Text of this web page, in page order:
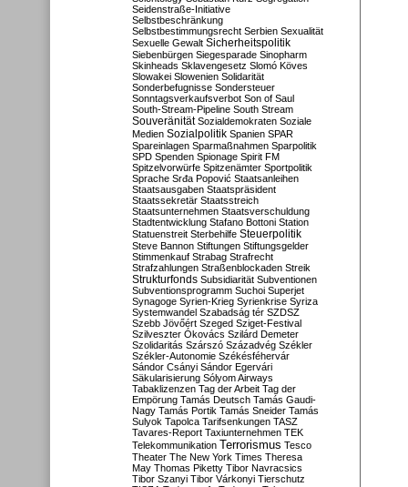
Seidenstraße-Initiative
Selbstbeschränkung
Selbstbestimmungsrecht Serbien Sexualität
Sexuelle Gewalt Sicherheitspolitik
Siebenbürgen Siegesparade Sinopharm
Skinheads Sklavengesetz Slomó Köves
Slowakei Slowenien Solidarität
Sonderbefugnisse Sondersteuer
Sonntagsverkaufsverbot Son of Saul
South-Stream-Pipeline South Stream
Souveränität Sozialdemokraten Soziale
Medien Sozialpolitik Spanien SPAR
Spareinlagen Sparmaßnahmen Sparpolitik
SPD Spenden Spionage Spirit FM
Spitzelvorwürfe Spitzenämter Sportpolitik
Sprache Srđa Popović Staatsanleihen
Staatsausgaben Staatspräsident
Staatssekretär Staatsstreich
Staatsunternehmen Staatsverschuldung
Stadtentwicklung Stafano Bottoni Station
Statuenstreit Sterbehilfe Steuerpolitik
Steve Bannon Stiftungen Stiftungsgelder
Stimmenkauf Strabag Strafrecht
Strafzahlungen Straßenblockaden Streik
Strukturfonds Subsidiarität Subventionen
Subventionsprogramm Suchoi Superjet
Synagoge Syrien-Krieg Syrienkrise Syriza
Systemwandel Szabadság tér SZDSZ
Szebb Jövőért Szeged Sziget-Festival
Szilveszter Ókovács Szilárd Demeter
Szolidaritás Szárszó Századvég Székler
Székler-Autonomie Székésféhervár
Sándor Csányi Sándor Egervári
Säkularisierung Sólyom Airways
Tabaklizenzen Tag der Arbeit Tag der
Empörung Tamás Deutsch Tamás Gaudi-
Nagy Tamás Portik Tamás Sneider Tamás
Sulyok Tapolca Tarifsenkungen TASZ
Tavares-Report Taxiunternehmen TEK
Telekommunikation Terrorismus Tesco
Theater The New York Times Theresa
May Thomas Piketty Tibor Navracsics
Tibor Szanyi Tibor Várkonyi Tierschutz